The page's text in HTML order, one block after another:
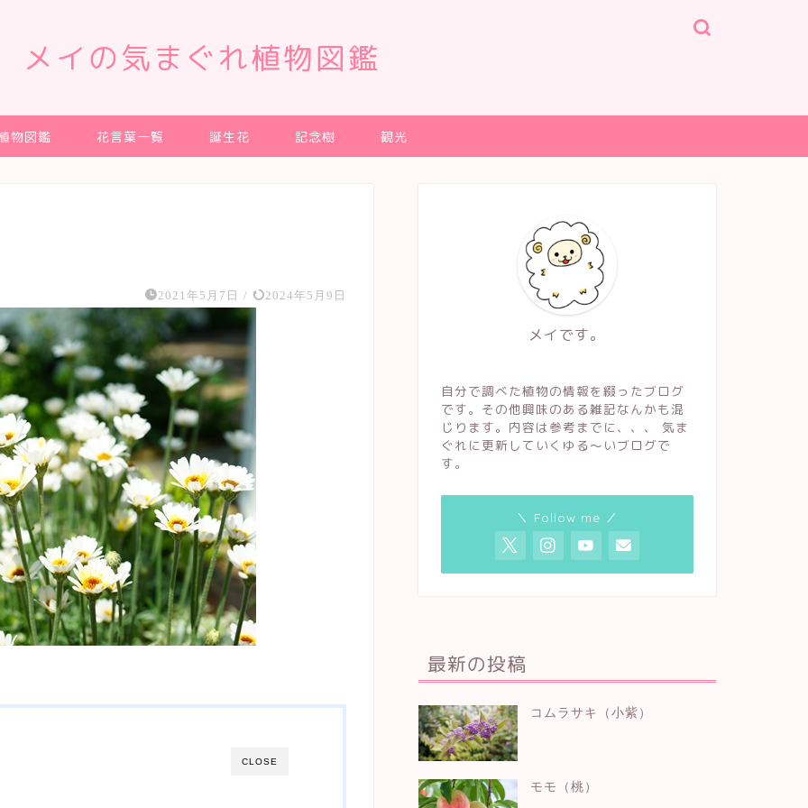
メイの気まぐれ植物図鑑
物図鑑 花言葉一覧 誕生花 記念樹 観光
2021年5月7日 / 2024年5月9日
CLOSE
メイです。
自分で調べた植物の情報を綴ったブログ
です。その他興味のある雑記なんかも混
じります。内容は参考までに、、、 気ま
ぐれに更新していくゆる〜いブログで
す。
＼ Follow me ／
最新の投稿
コムラサキ（小紫）
モモ（桃）